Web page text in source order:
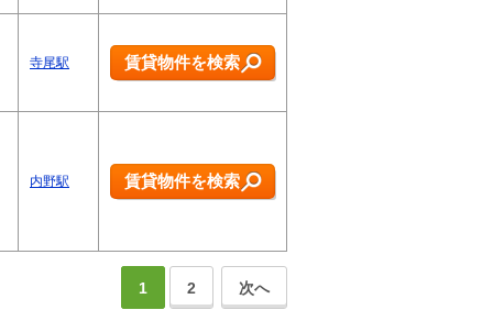
寺尾駅 賃貸物件を検索
内野駅 賃貸物件を検索
1 2 次へ